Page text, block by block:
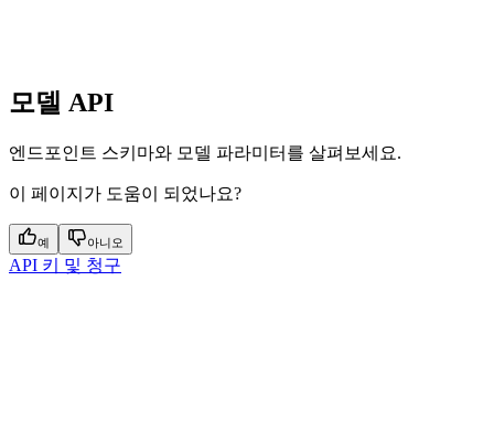
모델 API
엔드포인트 스키마와 모델 파라미터를 살펴보세요.
이 페이지가 도움이 되었나요?
예 아니오
API 키 및 청구